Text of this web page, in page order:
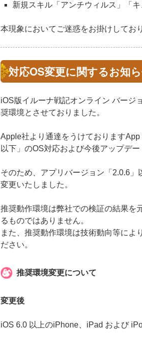
新規スキル「アンチウィルス」「
本現象においてご迷惑をお掛けしてお
対応OS変更に関するお知
iOS版イルーナ戦記オンライン バージ
奨環境とさせておりました。
Apple社より通達をうけております
以下」のOS対応および今後アップデ
そのため、アプリバージョン「2.0.6」
変更いたしました。
推奨動作環境は弊社での検証の結果を
るものではありません。
また、推奨動作環境は技術動向等によ
ださい。
推奨環境変更について
変更後
iOS 6.0 以上のiPhone、iPad および